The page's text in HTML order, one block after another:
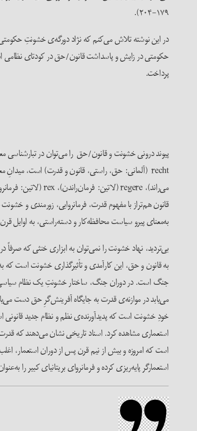
۱۷۹-۲۰۴).
در این نوشته تلاش می‌کنم که نژاد دورگه‌ی خشونتِ
پرداخت.
پیوند درونی خشونت و قانون/حق را می‌توان در تبارشناسی
به‌معنای پیرو سیاست محافظه‌کار و دسته‌‌راستی، به اوایل قرن نوزدهم و
بی‌تردید، نهاد خشونت را نمی‌توان به ابزاری خنثی که
به قانون و حق، این کارآمدی و تأثیر‌گذاری خشونت است
جنگ است. در دوران جنگ، ساختار خشونتِ یک نظام سیاسی
می‌یابد در موازنه‌ی قدرت به جایگاه آفرینش‌گرِ حق دست‌
خودِ خشونت است که پدیدآورنده‌ی نظم و نظام جدید
استعماری مشاهده کرد. اسناد تاریخی نشان می‌دهند که
است که امروزه و بیش از نیم قرن پس از دوران استعمار،
استعمارگر پایه‌ریزی کرده و فرمانروای بریتانیای کبیر را